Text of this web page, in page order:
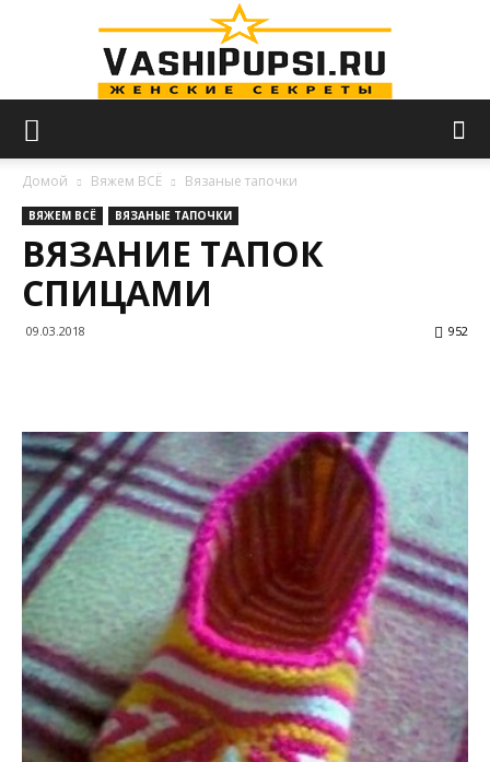
—
секреты
Домой Вяжем ВСЁ Вязаные тапочки
ВЯЖЕМ ВСЁ ВЯЗАНЫЕ ТАПОЧКИ
ВЯЗАНИЕ ТАПОК
СПИЦАМИ
09.03.2018 952